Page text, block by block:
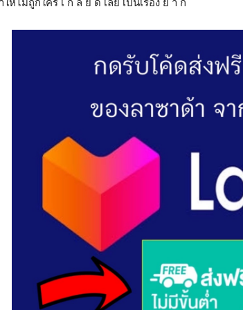
ให้ไม่ถูกใคร เ ก ลี ย ด เลย เป็นเรื่อง ย า ก